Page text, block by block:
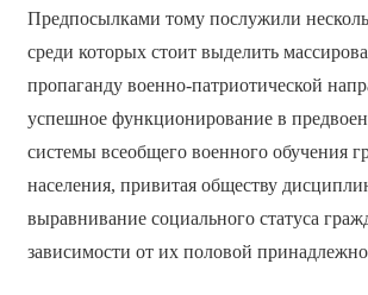
Предпосылками тому послужили
среди которых стоит выделить
пропаганду военно-патриотической
успешное функционирование в
системы всеобщего военного обучения
населения, привитая обществу
выравнивание социального статуса
зависимости от их половой